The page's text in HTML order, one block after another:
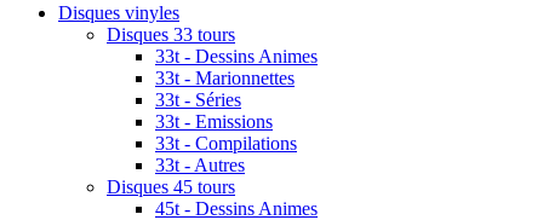
Disques vinyles
Disques 33 tours
33t - Dessins Animes
33t - Marionnettes
33t - Séries
33t - Emissions
33t - Compilations
33t - Autres
Disques 45 tours
45t - Dessins Animes